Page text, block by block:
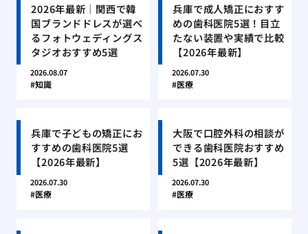
2026年最新｜関西で韓
国ブランドドレスが選べ
るフォトウェディングス
タジオおすすめ5選
2026.08.07
知識
兵庫で成人矯正におすす
めの歯科医院5選！目立
たない装置や実績で比較
【2026年最新】
2026.07.30
医療
兵庫で子どもの矯正にお
すすめの歯科医院5選
【2026年最新】
2026.07.30
医療
大阪で口腔外科の相談が
できる歯科医院おすすめ
5選【2026年最新】
2026.07.30
医療